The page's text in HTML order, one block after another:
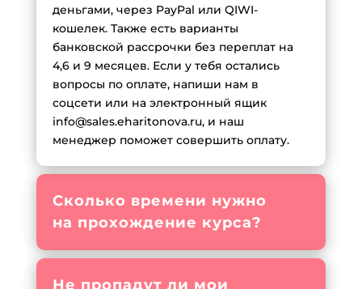
деньгами, через PayPal или QIWI-
кошелек. Также есть варианты
банковской рассрочки без переплат на
4,6 и 9 месяцев. Если у тебя остались
вопросы по оплате, напиши нам в
соцсети или на электронный ящик
info@sales.eharitonova.ru, и наш
менеджер поможет совершить оплату.
Сколько времени нужно
на прохождение курса?
Не пропадут ли мои